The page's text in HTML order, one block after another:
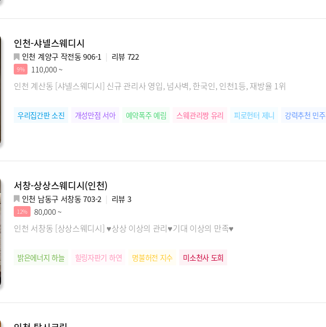
인천-샤넬스웨디시
인천 계양구 작전동 906-1 리뷰 722
9% 110,000 ~
인천 계산동 [샤넬스웨디시] 신규 관리사 영입, 넘사벽, 한국인, 인천1등, 재방율 1위
우리집간판 소진 개성만점 서아 예약폭주 예림 스웨관리짱 유리 피로헌터 제니 강력추천 민주
서창-상상스웨디시(인천)
인천 남동구 서창동 703-2 리뷰 3
12% 80,000 ~
인천 서창동 [상상스웨디시] ♥상상 이상의 관리♥기대 이상의 만족♥
밝은에너지 하늘 힐링자판기 하연 명불허전 지수 미소천사 도희